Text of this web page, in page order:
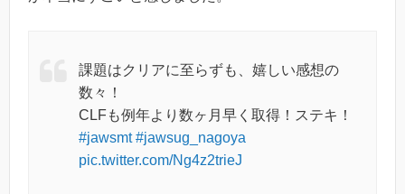
課題はクリアに至らずも、嬉しい感想の
数々！
CLFも例年より数ヶ月早く取得！ステキ！
#jawsmt #jawsug_nagoya
pic.twitter.com/Ng4z2trieJ